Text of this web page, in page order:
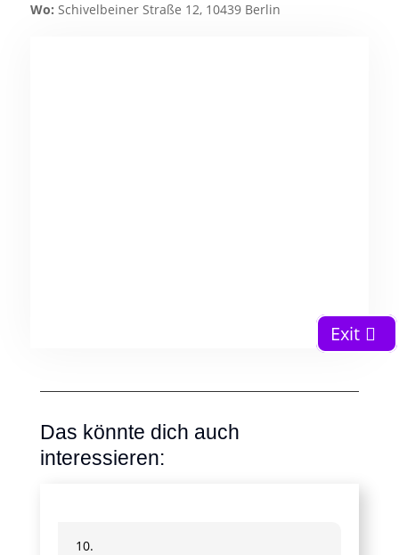
Wo: Schivelbeiner Straße 12, 10439 Berlin
Das könnte dich auch
interessieren:
10.
Exit